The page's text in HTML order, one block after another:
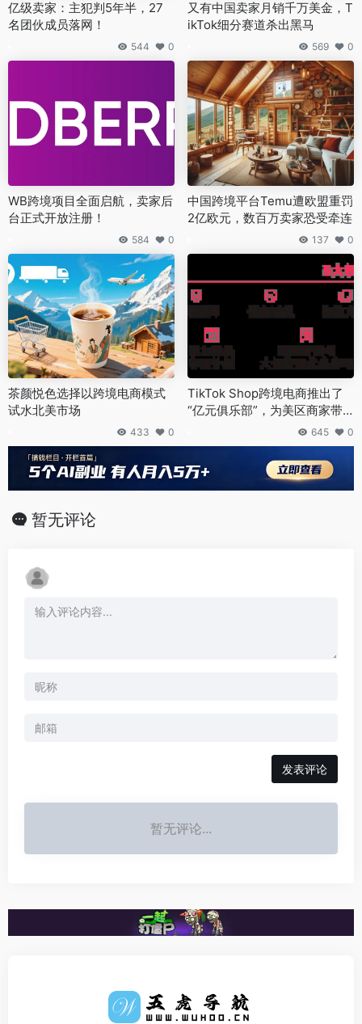
亿级卖家：主犯判5年半，27
名团伙成员落网！
544 0
又有中国卖家月销千万美金，T
ikTok细分赛道杀出黑马
569 0
WB跨境项目全面启航，卖家后
台正式开放注册！
584 0
中国跨境平台Temu遭欧盟重罚
2亿欧元，数百万卖家恐受牵连
137 0
茶颜悦色选择以跨境电商模式
试水北美市场
433 0
TikTok Shop跨境电商推出了
“亿元俱乐部”，为美区商家带
645 0
暂无评论
发表评论
暂无评论...